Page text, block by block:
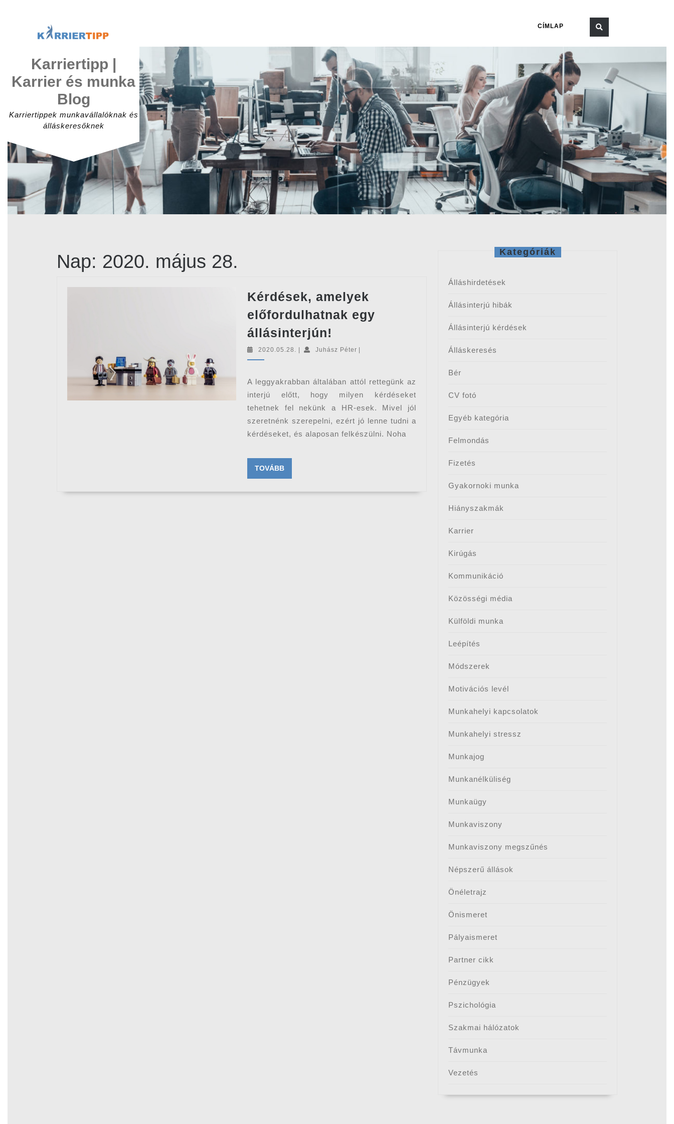
Karriertipp |
Karrier és munka
Blog
Karriertippek munkavállalóknak és
álláskeresőknek
CÍMLAP
Nap: 2020. május 28.
Kérdések, amelyek
előfordulhatnak egy
állásinterjún!
amelyek
egy
állásinterjún!
2020.05.28. 2020.05.28.
| Juhász PéterJuhász
|
A leggyakrabban általában attól rettegünk az
interjú előtt, hogy milyen kérdéseket
tehetnek fel nekünk a HR-esek. Mivel jól
szeretnénk szerepelni, ezért jó lenne tudni a
kérdéseket, és alaposan felkészülni. Noha
TOVÁBBTOVÁBB
Kategóriák
Álláshirdetések
Állásinterjú hibák
Állásinterjú kérdések
Álláskeresés
Bér
CV fotó
Egyéb kategória
Felmondás
Fizetés
Gyakornoki munka
Hiányszakmák
Karrier
Kirúgás
Kommunikáció
Közösségi média
Külföldi munka
Leépítés
Módszerek
Motivációs levél
Munkahelyi kapcsolatok
Munkahelyi stressz
Munkajog
Munkanélküliség
Munkaügy
Munkaviszony
Munkaviszony megszűnés
Népszerű állások
Önéletrajz
Önismeret
Pályaismeret
Partner cikk
Pénzügyek
Pszichológia
Szakmai hálózatok
Távmunka
Vezetés